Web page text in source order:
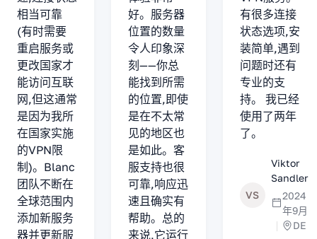
相当可靠
(有时需要
重启服务或
更改国家才
能访问互联
网,但这通常
是因为我所
在国家实施
的VPN限
制)。Blanc
团队不断在
全球范围内
添加新服务
器并更新服
好。服务器
位置的数量
令人印象深
刻——你总
能找到所需
的位置,即使
是在不太常
见的地区也
是如此。客
服支持也很
可靠,响应迅
速且确实有
帮助。总的
来说,它运行
有很多连接
状态选项,安
装简单,遇到
问题时还有
专业的支
持。 我已经
使用了两年
了。
VS
Viktor
Sandler
2024
年9月
DE